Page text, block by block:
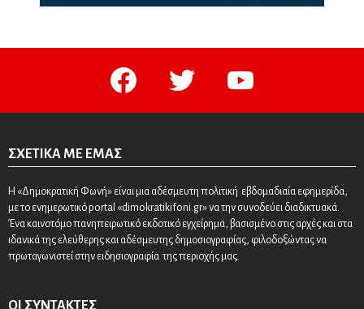
facebook twitter
ΣΧΕΤΙΚΆ ΜΕ ΕΜΆΣ
Η «Δημοκρατική Φωνή» είναι μια αδέσμευτη πολιτική εβδομαδιαία εφημερίδα,
με το ενημερωτικό portal «dimokratikifoni.gr» να την συνοδεύει διαδικτυακά.
Ένα καινοτόμο πανηπειρωτικό εκδοτικό εγχείρημα, βασισμένο στις αρχές και στα
ιδανικά της ελεύθερης και αδέσμευτης δημοσιογραφίας, φιλοδοξώντας να
πρωταγωνιστεί στην ειδησιογραφία της περιοχής μας.
ΟΙ ΣΥΝΤΆΚΤΕΣ